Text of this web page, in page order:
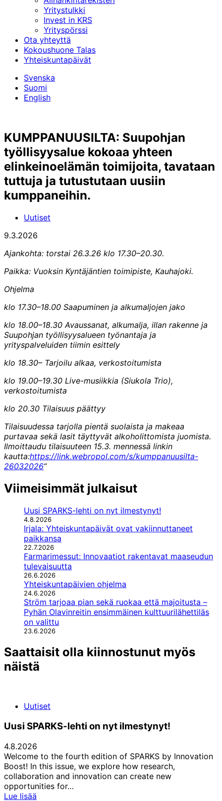
Yritystulkki
Invest in KRS
Yrityspörssi
Ota yhteyttä
Kokoushuone Talas
Yhteiskuntapäivät
Svenska
Suomi
English
KUMPPANUUSILTA: Suupohjan
työllisyysalue kokoaa yhteen
elinkeinoelämän toimijoita, tavataan
tuttuja ja tutustutaan uusiin
kumppaneihin.
Uutiset
9.3.2026
Ajankohta: torstai 26.3.26 klo 17.30–20.30.
Paikka: Vuoksin Kyntäjäntien toimipiste, Kauhajoki.
Ohjelma
klo 17.30–18.00 Saapuminen ja alkumaljojen jako
klo 18.00–18.30 Avaussanat, alkumalja, illan rakenne ja
Suupohjan työllisyysalueen työnantaja ja
yrityspalveluiden tiimin esittely
klo 18.30– Tarjoilu alkaa, verkostoitumista
klo 19.00–19.30 Live-musiikkia (Siukola Trio),
verkostoitumista
klo 20.30 Tilaisuus päättyy
Tilaisuudessa tarjolla pientä suolaista ja makeaa
purtavaa sekä lasit täyttyvät alkoholittomista juomista.
Ilmoittaudu tilaisuuteen 15.3. mennessä linkin
kautta:https://link.webropol.com/s/kumppanuusilta-
26032026”
Viimeisimmät julkaisut
Uusi SPARKS-lehti on nyt ilmestynyt!
4.8.2026
Irjala: Yhteiskuntapäivät ovat vakiinnuttaneet
paikkansa
22.7.2026
Farmarimessut: Innovaatiot rakentavat maaseudun
tulevaisuutta
26.6.2026
Yhteiskuntapäivien ohjelma
24.6.2026
Ström tarjoaa pian sekä ruokaa että majoitusta –
Pyhän Olavinreitin ensimmäinen kulttuurilähettiläs
on valittu
23.6.2026
Saattaisit olla kiinnostunut myös
näistä
Uutiset
Uusi SPARKS-lehti on nyt ilmestynyt!
4.8.2026
Welcome to the fourth edition of SPARKS by Innovation
Boost! In this issue, we explore how research,
collaboration and innovation can create new
opportunities for…
Lue lisää